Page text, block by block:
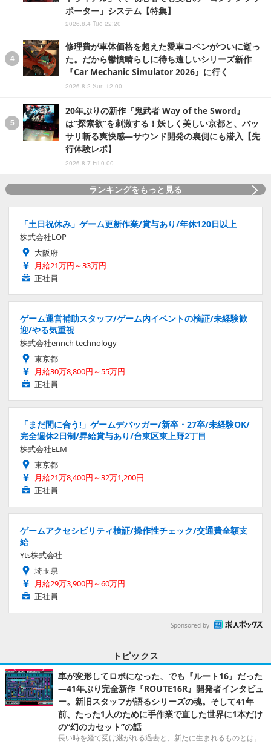
ポーター」システム【特集】
2026.8.4 Tue 22:20
修理費が車体価格を超えた愛車コペンがついに逝っ
た。だから鬱憤晴らしに待ち遠しいシリーズ新作
『Car Mechanic Simulator 2026』に行く
2026.8.2 Sun 12:00
20年ぶりの新作『鬼武者 Way of the Sword』
は“探索欲”を刺激する！妖しく美しい京都と、バッ
サリ斬る爽快感―サウンド開発の裏側にも潜入【先
行体験レポ】
2026.8.7 Fri 0:00
ランキングをもっと見る
「土日祝休み」ゲーム更新作業/賞与あり/年休120日以上
株式会社LOP
大阪府
月給21万円～33万円
正社員
ゲーム運営補助スタッフ/ゲーム内イベントの検証/未経験歓
迎/やる気重視
株式会社enrich technology
東京都
月給30万8,800円～55万円
正社員
「まだ間に合う!」ゲームデバッガー/新卒・27卒/未経験OK/
完全週休2日制/昇給賞与あり/台東区東上野2丁目
株式会社ELM
東京都
月給21万8,400円～32万1,200円
正社員
ゲームアクセシビリティ検証/操作性チェック/交通費全額支
給
Yts株式会社
埼玉県
月給29万3,900円～60万円
正社員
Sponsored by
トピックス
車が変形してロボになった、でも『ルート16』だった
―41年ぶり完全新作『ROUTE16R』開発者インタビュ
ー。新旧スタッフが語るシリーズの魂。そして41年
前、たった1人のために手作業で直した世界に1本だけ
の“幻のカセット”の話
長い時を経て受け継がれる過去と、新たに生まれるものとは。